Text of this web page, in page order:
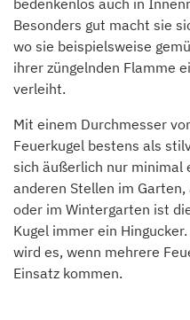
bedenkenlos auch in
Besonders gut macht sie
wo sie beispielsweise
ihrer züngelnden Flamme
verleiht.
Mit einem Durchmesser
Feuerkugel bestens als
sich äußerlich nur minimal
anderen Stellen im
oder im Wintergarten ist
Kugel immer ein
wird es, wenn mehrere
Einsatz kommen.